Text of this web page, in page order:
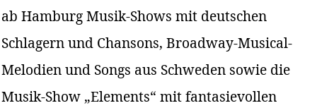
ab Hamburg Musik-Shows mit deutschen
Schlagern und Chansons, Broadway-Musical-
Melodien und Songs aus Schweden sowie die
Musik-Show „Elements“ mit fantasievollen